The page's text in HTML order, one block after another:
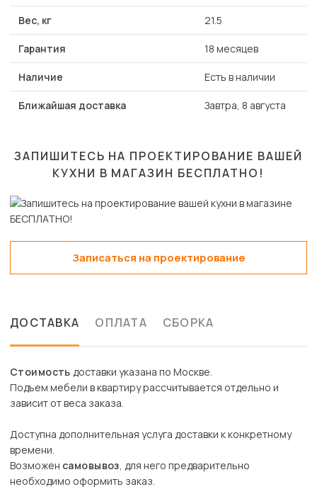
Вес, кг 21.5
Гарантия 18 месяцев
Наличие Есть в наличии
Ближайшая доставка Завтра, 8 августа
ЗАПИШИТЕСЬ НА ПРОЕКТИРОВАНИЕ ВАШЕЙ
КУХНИ В МАГАЗИН БЕСПЛАТНО!
Записаться на проектирование
ДОСТАВКА ОПЛАТА СБОРКА
Стоимость доставки указана по Москве.
Подъем мебели в квартиру рассчитывается отдельно и
зависит от веса заказа.
Доступна дополнительная услуга доставки к конкретному
времени.
Возможен самовывоз, для него предварительно
необходимо оформить заказ.